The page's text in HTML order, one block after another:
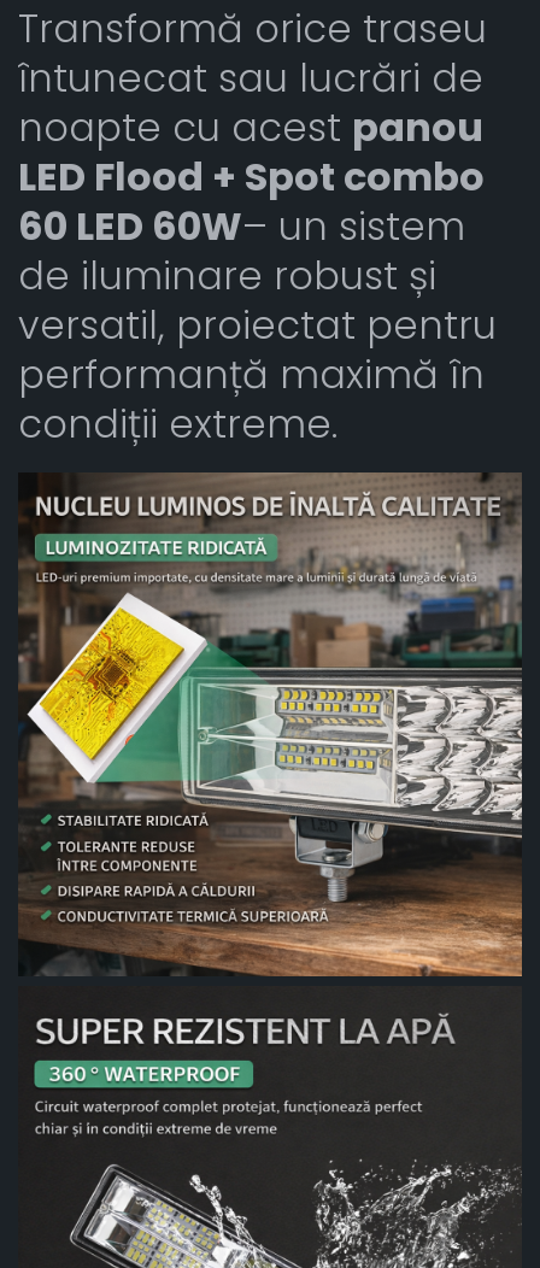
Transformă orice traseu
întunecat sau lucrări de
noapte cu acest panou
LED Flood + Spot combo
60 LED 60W– un sistem
de iluminare robust și
versatil, proiectat pentru
performanță maximă în
condiții extreme.